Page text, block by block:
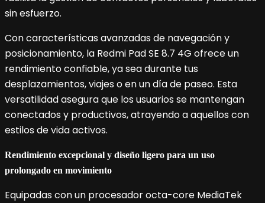
sin esfuerzo.
Con características avanzadas de navegación y
posicionamiento, la Redmi Pad SE 8.7 4G ofrece un
rendimiento confiable, ya sea durante tus
desplazamientos, viajes o en un día de paseo. Esta
versatilidad asegura que los usuarios se mantengan
conectados y productivos, atrayendo a aquellos con
estilos de vida activos.
Rendimiento excepcional y diseño ligero para un uso
prolongado en movimiento
Equipadas con un procesador octa-core MediaTek